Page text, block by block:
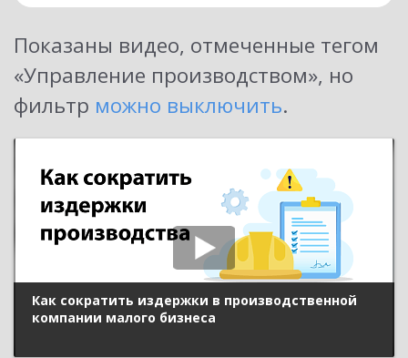
Показаны видео, отмеченные тегом
«Управление производством», но
фильтр можно выключить.
Как сократить издержки в производственной
компании малого бизнеса